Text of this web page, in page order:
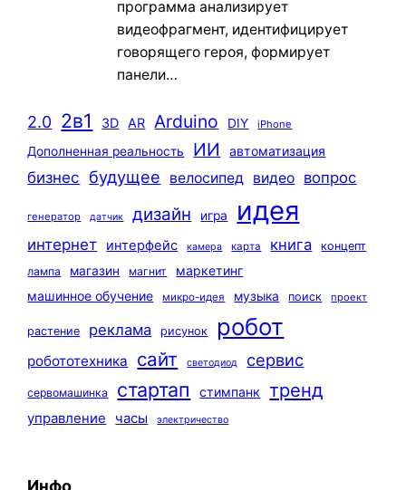
программа анализирует
видеофрагмент, идентифицирует
говорящего героя, формирует
панели…
2.0 2в1 3D AR Arduino DIY iPhone
Дополненная реальность ИИ автоматизация
бизнес будущее велосипед видео вопрос
генератор датчик дизайн игра идея
интернет интерфейс камера карта книга
концепт
лампа
магазин магнит
маркетинг
машинное обучение
микро-идея музыка поиск проект
растение реклама рисунок робот
робототехника сайт светодиод сервис
сервомашинка стартап стимпанк тренд
управление часы электричество
Инфо